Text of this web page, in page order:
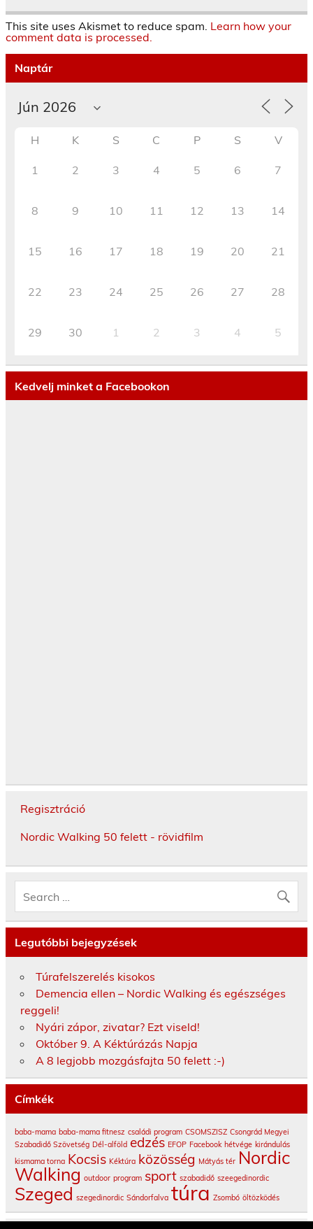
This site uses Akismet to reduce spam. Learn how your
comment data is processed.
Naptár
H K S C P S V
1 2 3 4 5 6 7
8 9 10 11 12 13 14
15 16 17 18 19 20 21
22 23 24 25 26 27 28
29 30 1 2 3 4 5
Kedvelj minket a Facebookon
Regisztráció
Nordic Walking 50 felett - rövidfilm
Legutóbbi bejegyzések
Túrafelszerelés kisokos
Demencia ellen – Nordic Walking és egészséges
reggeli!
Nyári zápor, zivatar? Ezt viseld!
Október 9. A Kéktúrázás Napja
A 8 legjobb mozgásfajta 50 felett :-)
Címkék
baba-mama baba-mama fitnesz családi program CSOMSZISZ Csongrád Megyei
Szabadidő Szövetség Dél-alföld edzés EFOP Facebook hétvége kirándulás
kismama torna Kocsis Kéktúra közösség Mátyás tér Nordic
Walking outdoor program sport szabadidő szeegedinordic
Szeged szegedinordic Sándorfalva túra Zsombó öltözködés